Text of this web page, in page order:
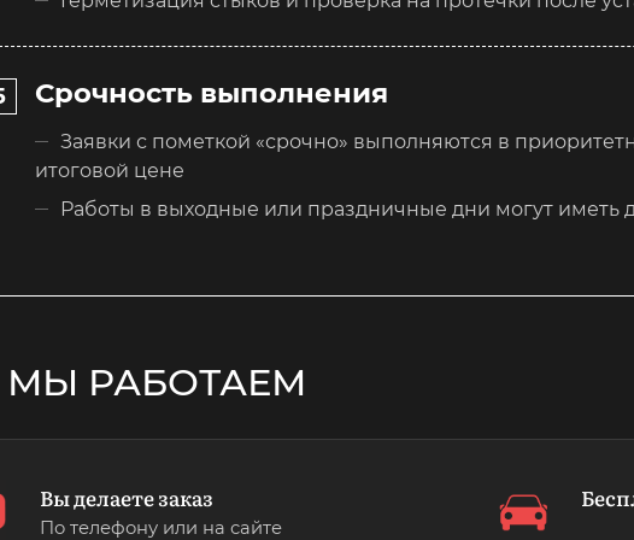
Срочность выполнения
Заявки с пометкой «срочно» выполняются в
итоговой цене
Работы в выходные или праздничные дни могут иметь
МЫ РАБОТАЕМ
Вы делаете заказ
По телефону или на сайте